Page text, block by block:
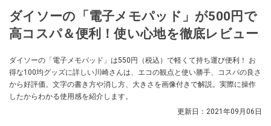
ダイソーの「電子メモパッド」が500円で
高コスパ＆便利！使い心地を徹底レビュー
ダイソーの「電子メモパッド」は550円（税込）で軽くて持ち運び便利！ お
得な100均グッズに詳しい川崎さんは、エコの観点と使い勝手、コスパの良さ
から好評価。文字の書き方や消し方、大きさを画像付きで解説。実際に操作
したからわかる使用感を紹介します。
更新日： 2021年09月06日